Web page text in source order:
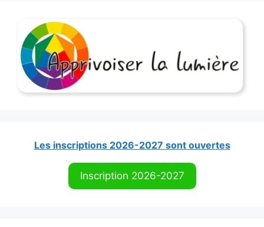
Les inscriptions 2026-2027 sont ouvertes
Inscription 2026-2027